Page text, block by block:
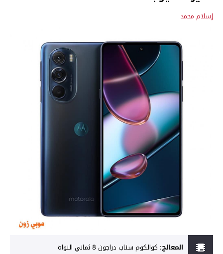
إسلام محمد
المعالج: كوالكوم سناب دراجون 8 ثماني النواة